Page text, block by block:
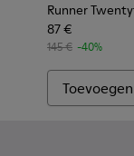
Runner
87 €
145 € -40%
Toevoegen